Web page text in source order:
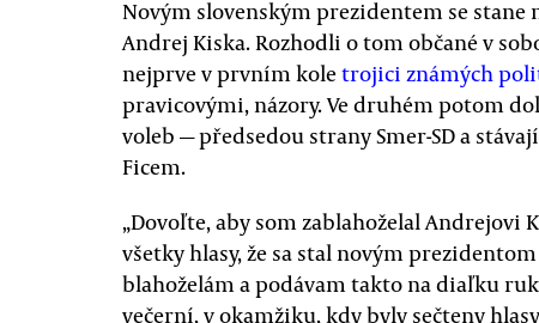
Novým slovenským prezidentem se
Andrej Kiska. Rozhodli o tom občané v
nejprve v prvním koletrojici známých
pravicovými, názory. Ve druhém potom
voleb — předsedou strany Smer-SD a
Ficem.
„Dovoľte, aby som zablahoželal
všetky hlasy, že sa stal novým
blahoželám a podávam takto na diaľku
večerní, v okamžiku, kdy byly sečteny